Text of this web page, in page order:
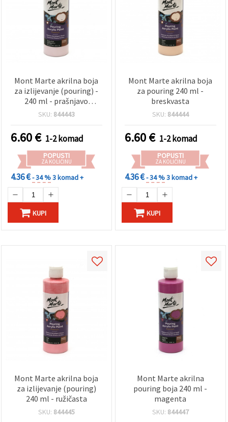
Mont Marte akrilna boja
za izlijevanje (pouring) -
240 ml - prašnjavo
ružičasta
SKU: 844443
6.60€ 1-2 komad
POPUSTI
ZA KOLIČINU
4.36 €- 34 %3 komad +
KUPI
Mont Marte akrilna boja
za pouring 240 ml -
breskvasta
SKU: 844444
6.60€ 1-2 komad
POPUSTI
ZA KOLIČINU
4.36 €- 34 %3 komad +
KUPI
Mont Marte akrilna boja
za izlijevanje (pouring)
240 ml - ružičasta
SKU: 844445
Mont Marte akrilna
pouring boja 240 ml -
magenta
SKU: 844447